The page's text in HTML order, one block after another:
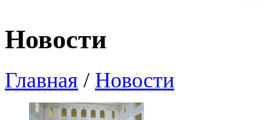
Новости
Главная / Новости